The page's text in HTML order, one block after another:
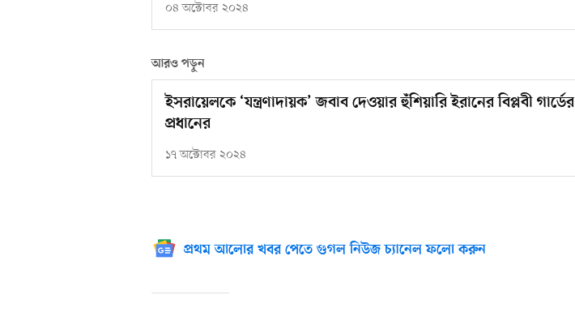
০৪ অক্টোবর ২০২৪
আরও পড়ুন
ইসরায়েলকে ‘যন্ত্রণাদায়ক’ জবাব দেওয়ার হুঁশিয়ারি ইরানের বিপ্লবী গার্ডের
প্রধানের
১৭ অক্টোবর ২০২৪
প্রথম আলোর খবর পেতে গুগল নিউজ চ্যানেল ফলো করুন